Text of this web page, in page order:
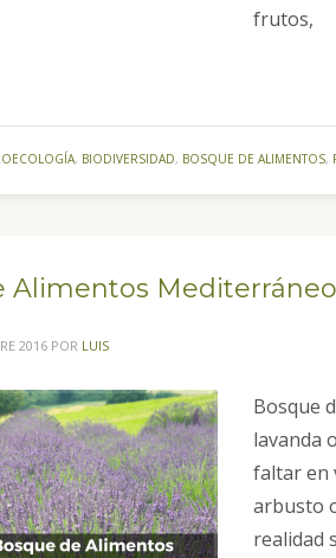
frutos,
, BIODIVERSIDAD, BOSQUE DE ALIMENTOS,
Alimentos Mediterráneo
2016 POR LUIS
Bosque
lavanda
faltar en
arbusto
realidad